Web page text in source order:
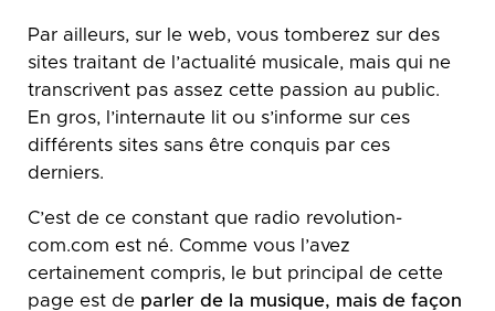
Par ailleurs, sur le web, vous tomberez sur des
sites traitant de l’actualité musicale, mais qui ne
transcrivent pas assez cette passion au public.
En gros, l’internaute lit ou s’informe sur ces
différents sites sans être conquis par ces
derniers.
C’est de ce constant que radio revolution-
com.com est né. Comme vous l’avez
certainement compris, le but principal de cette
page est de parler de la musique, mais de façon